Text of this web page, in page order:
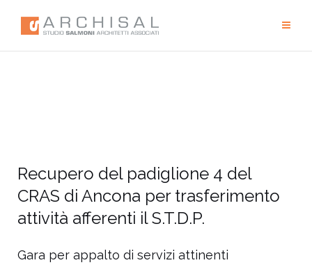
Recupero del padiglione 4 del
CRAS di Ancona per trasferimento
attività afferenti il S.T.D.P.
Gara per appalto di servizi attinenti